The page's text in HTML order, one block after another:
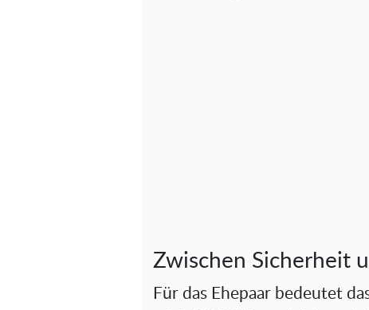
Zwischen Sicherheit
Für das Ehepaar bedeutet